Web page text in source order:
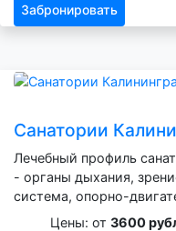
Забронировать
Санатории
Лечебный профиль
- органы дыхания,
система, опорно-
Цены: от 3600